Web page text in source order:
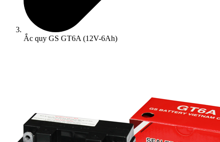
Ắc quy GS GT6A (12V-6Ah)